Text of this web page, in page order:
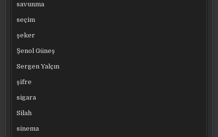
savunma
seçim
şeker
Şenol Güneş
Sergen Yalçın
şifre
sigara
Silah
sinema